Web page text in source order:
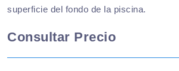
superficie del fondo de la piscina.
Consultar Precio